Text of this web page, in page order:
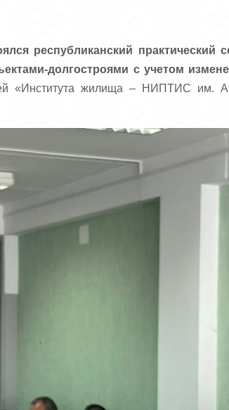
республиканский практический
долгостроями с учетом
«Института жилища – НИПТИС им.